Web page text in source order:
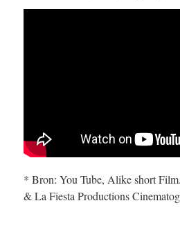
* Bron: You Tube, Alike short
& La Fiesta Productions